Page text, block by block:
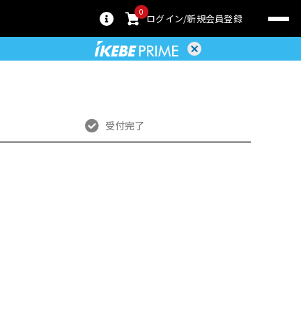
0
ログイン 新規会員登録
受付完了